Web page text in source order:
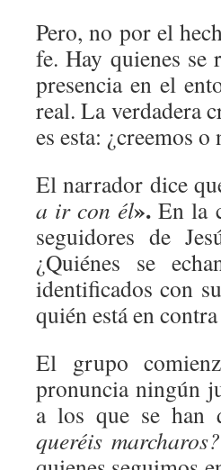
Pero, no por el
fe. Hay quienes se
presencia en el
real. La verdadera
es esta: ¿creemos o
El narrador dice
a ir con él».En la
seguidores de
¿Quiénes se
identificados con
quién está en
El grupo
pronuncia ningún
a los que se han
queréis marcharos?